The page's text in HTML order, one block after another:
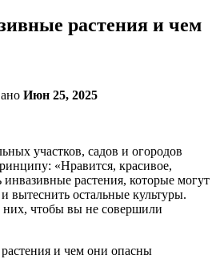
растения и чем
Июн 25, 2025
участков, садов и огородов
«Нравится, красивое,
растения, которые могут
вытеснить остальные культуры.
чтобы вы не совершили